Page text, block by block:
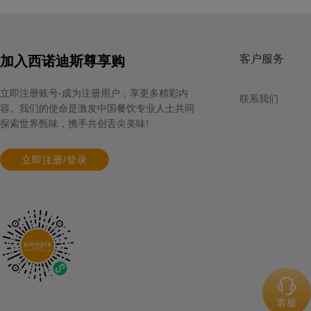
规格: 4盒×1公斤 / 箱
加入西诺迪斯尊享购
立即注册账号-成为注册用户，享更多精彩内
容。我们的使命是激发中国餐饮专业人士共同
探索世界甄味，携手共创舌尖美味!
立即注册/登录
客户服务
联系我们
客服